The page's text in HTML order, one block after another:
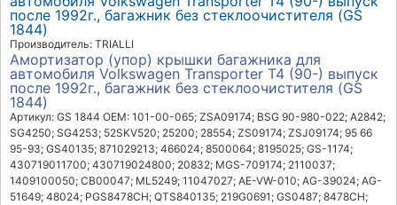
Производитель: TRIALLI
Амортизатор (упор) крышки багажника для
автомобиля Volkswagen Transporter T4 (90-) выпуск
после 1992г., багажник без стеклоочистителя (GS
1844)
Артикул: GS 1844 OEM: 101-00-065; ZSA09174; BSG 90-980-022; A2842;
SG4250; SG4253; 52SKV520; 25200; 28554; ZS09174; ZSJ09174; 95 66
95-93; GS40135; 871029213; 466024; 8500064; 8195025; GS-1174;
430719011700; 430719024800; 20832; MGS-709174; 2110037;
1409100050; CB00047; ML5249; 11047027; AE-VW-010; AG-39024; AG-
51649; 48024; PGS8478CH; QTS840135; 219G0691; GS0487; 8478CH;